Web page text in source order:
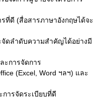
ที่ดี (สื่อสารภาษาอังกฤษได้จะ
ดลำดับความสำคัญได้อย่างมี
ะการจัดการ
(Excel, Word ฯลฯ) และ
ารจัดระเบียบที่ดี